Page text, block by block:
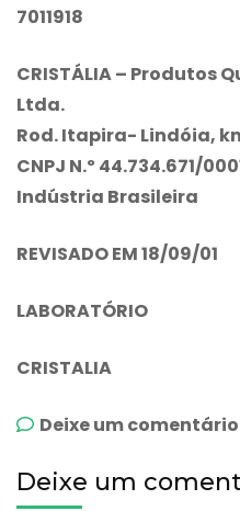
7011918
CRISTÁLIA – Produtos
Ltda.
Rod. Itapira- Lindóia,
CNPJ N.º 44.734.671/
Indústria Brasileira
REVISADO EM 18/09/01
LABORATÓRIO
CRISTALIA
Deixe um comentário
Deixe um